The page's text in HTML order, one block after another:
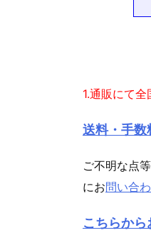
1.通販にて
送料・手数
ご不明な点
にお問い合
こちらから